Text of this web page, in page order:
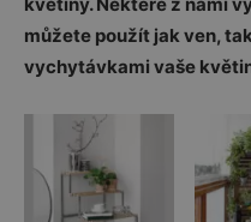
můžete použít jak ven,
vychytávkami vaše